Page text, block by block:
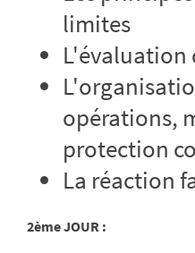
limites
L'évaluation
opérations,
protection
La réaction
2ème JOUR :